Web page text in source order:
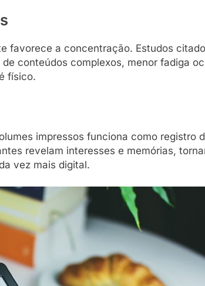
favorece a concentração. Estudos
conteúdos complexos, menor fadiga
físico.
impressos funciona como registro
revelam interesses e memórias,
vez mais digital.